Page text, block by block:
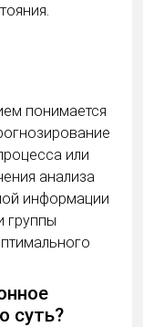
понимается
или
анализа
информации
группы
суть?